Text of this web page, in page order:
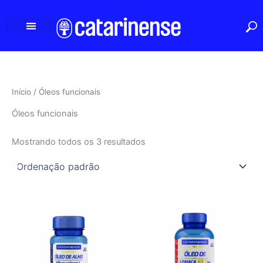
conteúdo
Início / Óleos funcionais
Óleos funcionais
Mostrando todos os 3 resultados